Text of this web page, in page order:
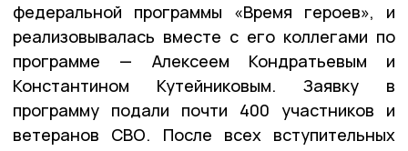
федеральной программы «Время героев», и
реализовывалась вместе с его коллегами по
программе — Алексеем Кондратьевым и
Константином Кутейниковым. Заявку в
программу подали почти 400 участников и
ветеранов СВО. После всех вступительных